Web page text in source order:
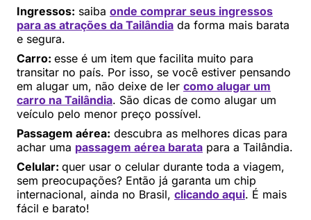
Ingressos: saiba onde comprar seus ingressos
para as atrações da Tailândia da forma mais barata
e segura.
Carro: esse é um item que facilita muito para
transitar no país. Por isso, se você estiver pensando
em alugar um, não deixe de ler como alugar um
carro na Tailândia. São dicas de como alugar um
veículo pelo menor preço possível.
Passagem aérea: descubra as melhores dicas para
achar uma passagem aérea barata para a Tailândia.
Celular: quer usar o celular durante toda a viagem,
sem preocupações? Então já garanta um chip
internacional, ainda no Brasil, clicando aqui. É mais
fácil e barato!